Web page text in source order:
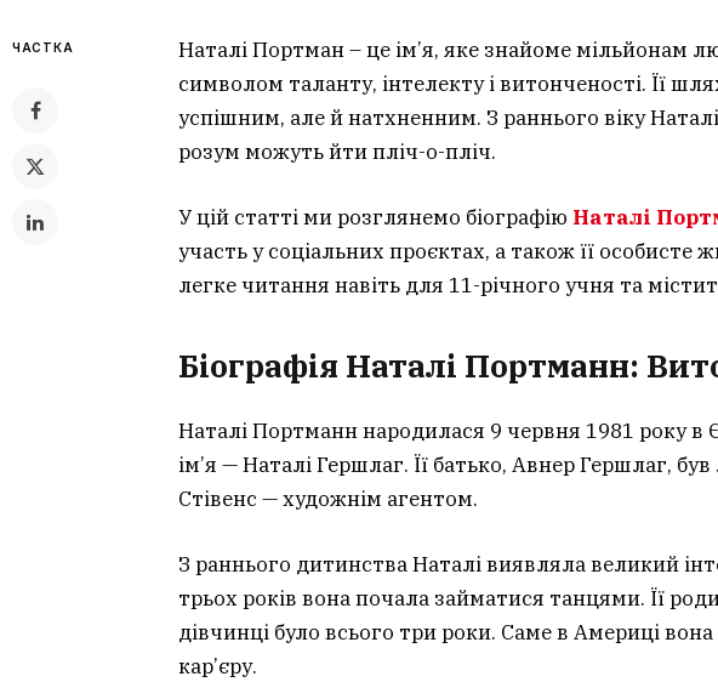
ЧАСТКА
Наталі Портман – це ім’я, яке знайоме мільйонам
символом таланту, інтелекту і витонченості. Її
успішним, але й натхненним. З раннього віку
розум можуть йти пліч-о-пліч.
У цій статті ми розглянемо біографію Наталі
участь у соціальних проєктах, а також її особисте
легке читання навіть для 11-річного учня та
Біографія Наталі Портманн:
Наталі Портманн народилася 9 червня 1981 року в
ім’я — Наталі Гершлаг. Її батько, Авнер Гершлаг,
Стівенс — художнім агентом.
З раннього дитинства Наталі виявляла великий
трьох років вона почала займатися танцями. Її
дівчинці було всього три роки. Саме в Америці
кар’єру.